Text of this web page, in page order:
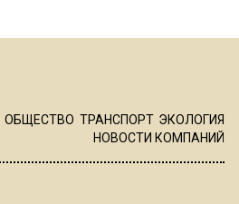
ОБЩЕСТВО ТРАНСПОРТ ЭКОЛОГИЯ
НОВОСТИ КОМПАНИЙ